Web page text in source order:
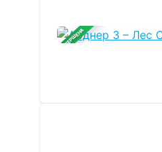
ЗАВЕРШЕНА